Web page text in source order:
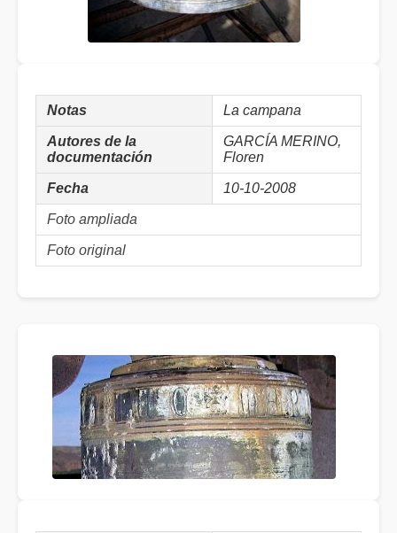
Notas La campana
Autores de la
documentación
GARCÍA MERINO,
Floren
Fecha 10-10-2008
Foto ampliada
Foto original